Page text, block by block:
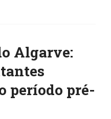
Algarve:
período pré-